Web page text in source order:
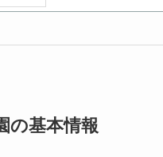
の基本情報